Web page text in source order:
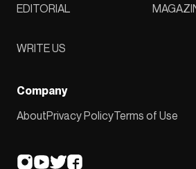
EDITORIAL
WRITE US
Company
AboutPrivacy PolicyTerms of Use